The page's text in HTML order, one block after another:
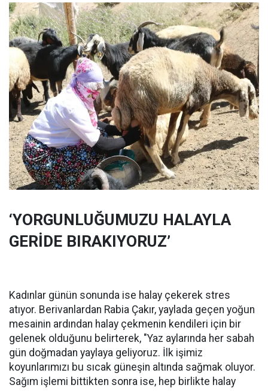
‘YORGUNLUĞUMUZU HALAYLA
GERİDE BIRAKIYORUZ’
Kadınlar günün sonunda ise halay çekerek stres
atıyor. Berivanlardan Rabia Çakır, yaylada geçen yoğun
mesainin ardından halay çekmenin kendileri için bir
gelenek olduğunu belirterek, "Yaz aylarında her sabah
gün doğmadan yaylaya geliyoruz. İlk işimiz
koyunlarımızı bu sıcak güneşin altında sağmak oluyor.
Sağım işlemi bittikten sonra ise, hep birlikte halay